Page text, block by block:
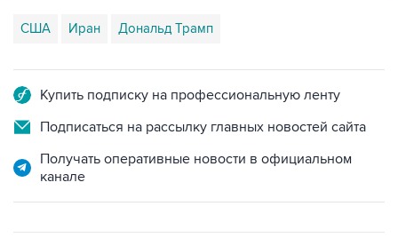
США Иран Дональд Трамп
Купить подписку на профессиональную ленту
Подписаться на рассылку главных новостей сайта
Получать оперативные новости в официальном
канале